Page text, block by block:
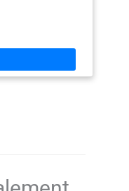
élégantes et utiles.
de bain sont
luxueuse dans les
centre de fitness,
être gardé